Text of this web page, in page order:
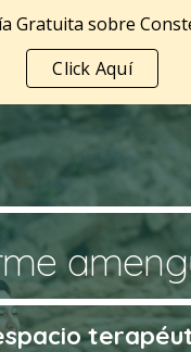
Click Aquí